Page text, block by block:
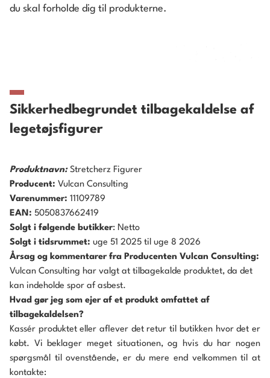
du skal forholde dig til produkterne.
Sikkerhedbegrundet tilbagekaldelse af
legetøjsfigurer
Produktnavn: Stretcherz Figurer
Producent: Vulcan Consulting
Varenummer: 11109789
EAN: 5050837662419
Solgt i følgende butikker: Netto
Solgt i tidsrummet: uge 51 2025 til uge 8 2026
Årsag og kommentarer fra Producenten Vulcan Consulting:
Vulcan Consulting har valgt at tilbagekalde produktet, da det
kan indeholde spor af asbest.
Hvad gør jeg som ejer af et produkt omfattet af
tilbagekaldelsen?
Kassér produktet eller aflever det retur til butikken hvor det er
købt. Vi beklager meget situationen, og hvis du har nogen
spørgsmål til ovenstående, er du mere end velkommen til at
kontakte: